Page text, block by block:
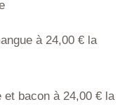
à 24,00 € la
bacon à 24,00 € la